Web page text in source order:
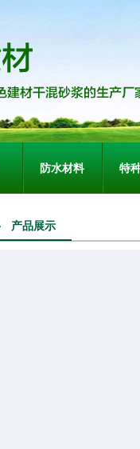
防水材料 特
产品展示